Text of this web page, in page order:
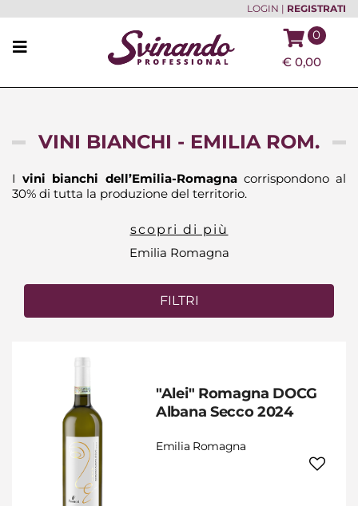
LOGIN | REGISTRATI
0
€ 0,00
VINI BIANCHI - EMILIA ROM.
Ivini bianchi dell’Emilia-Romagnacorrispondono al
30% di tutta la produzione del territorio.
scopri di più
Emilia Romagna
FILTRI
"Alei" Romagna DOCG
Albana Secco 2024
Emilia Romagna